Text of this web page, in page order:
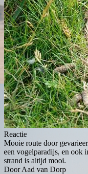
Reactie
Mooie route door
een vogelparadijs, en ook
strand is altijd mooi.
Door Aad van Dorp